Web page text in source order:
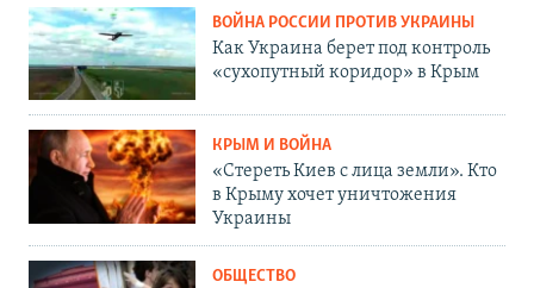
ВОЙНА РОССИИ ПРОТИВ УКРАИНЫ
Как Украина берет под контроль
«сухопутный коридор» в Крым
КРЫМ И ВОЙНА
«Стереть Киев с лица земли». Кто
в Крыму хочет уничтожения
Украины
ОБЩЕСТВО